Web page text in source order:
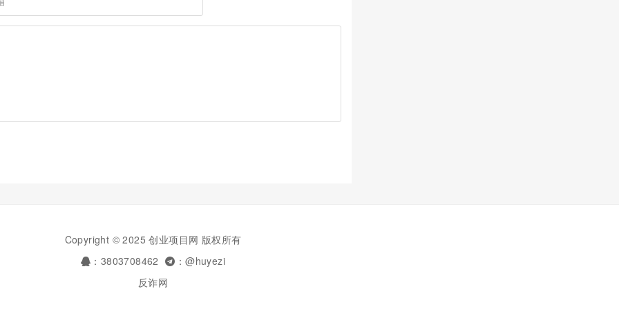
Copyright © 2025 创业项目网 版权所有
：3803708462
：@huyezi
反诈网